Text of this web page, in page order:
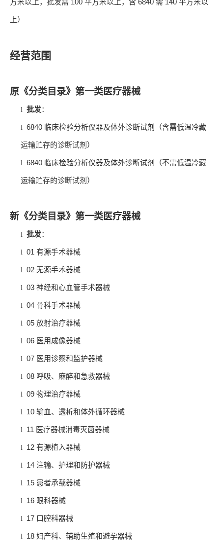
方米以上，批发需 平方米以上，含 需 平方米以
上）
经营范围
原《分类目录》第一类医疗器械
l 批发：
l 6840 临床检验分析仪器及体外诊断试剂（含需低温冷藏
运输贮存的诊断试剂）
l 6840 临床检验分析仪器及体外诊断试剂（不需低温冷藏
运输贮存的诊断试剂）
新《分类目录》第一类医疗器械
l 批发：
l 01有源手术器械
l 02无源手术器械
l 03神经和心血管手术器械
l 04 骨科手术器械
l 05放射治疗器械
l 06 医用成像器械
l 07 医用诊察和监护器械
l 08 呼吸、麻醉和急救器械
l 09物理治疗器械
l 10输血、透析和体外循环器械
l 11 医疗器械消毒灭菌器械
l 12有源植入器械
l 14注输、护理和防护器械
l 15 患者承载器械
l 16 眼科器械
l 17 口腔科器械
l 18妇产科、辅助生殖和避孕器械